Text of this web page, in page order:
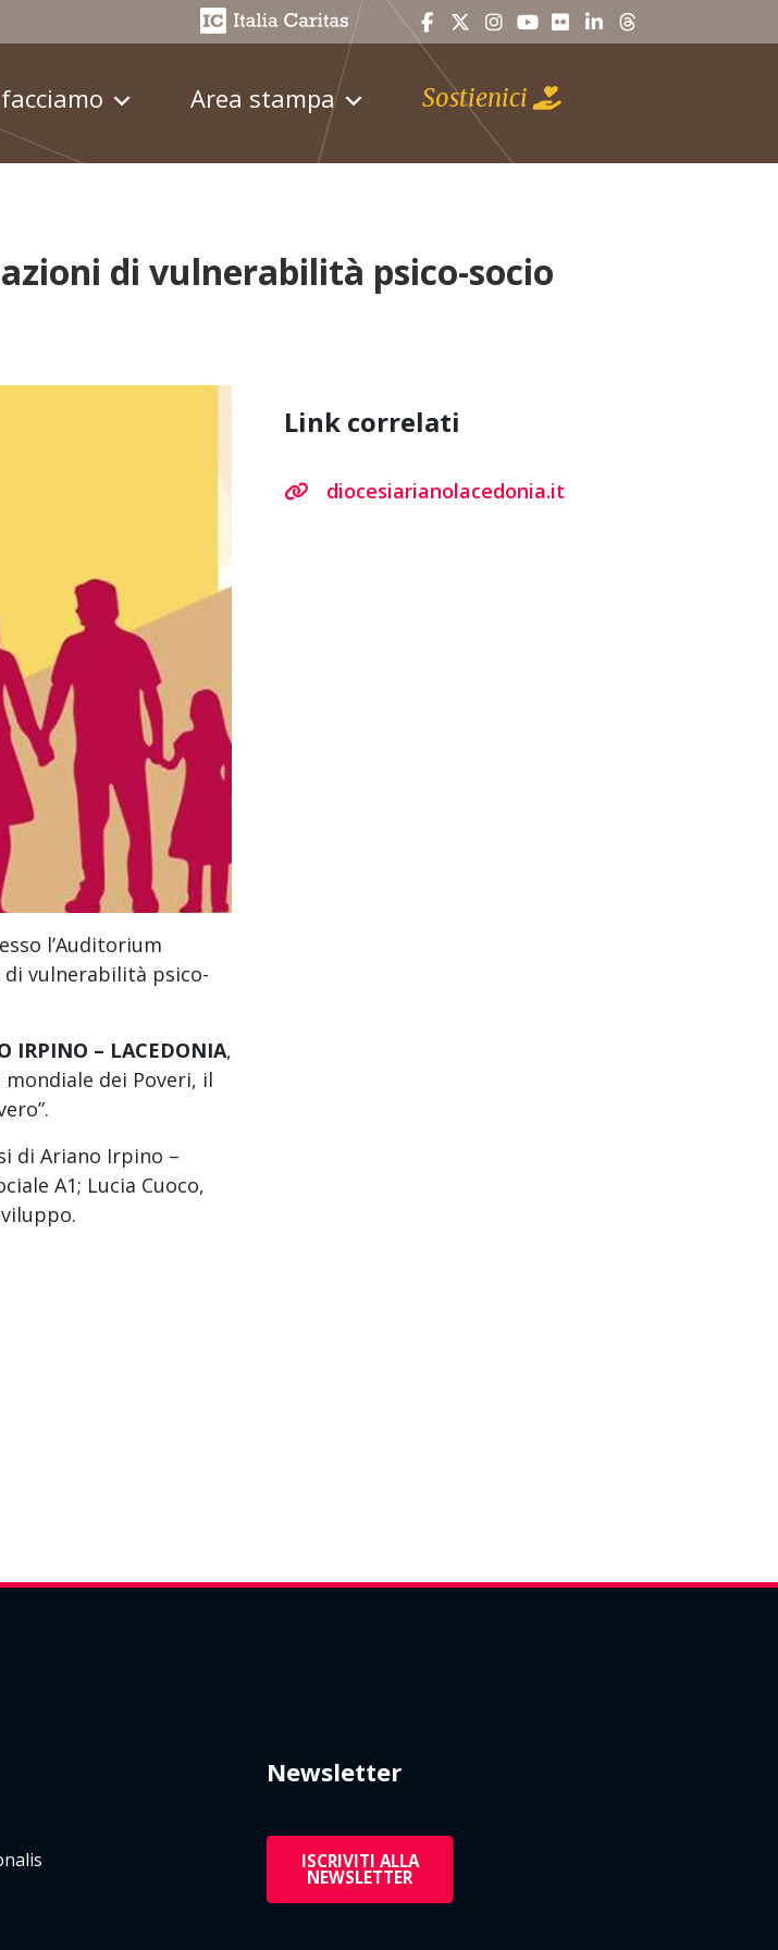
Area stampa Sostienici
di vulnerabilità psico-socio
l’Auditorium
vulnerabilità psico-
IRPINO – LACEDONIA,
dei Poveri, il
di Ariano Irpino –
A1; Lucia Cuoco,
Link correlati
diocesiarianolacedonia.it
Newsletter
ISCRIVITI ALLA
NEWSLETTER